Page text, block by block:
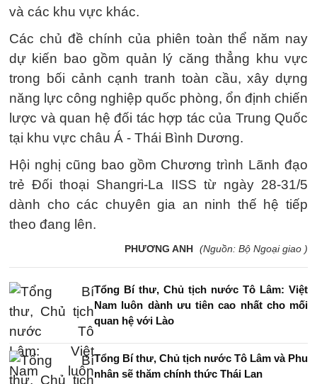
và các khu vực khác.
Các chủ đề chính của phiên toàn thể năm nay
dự kiến bao gồm quản lý căng thẳng khu vực
trong bối cảnh cạnh tranh toàn cầu, xây dựng
năng lực công nghiệp quốc phòng, ổn định chiến
lược và quan hệ đối tác hợp tác của Trung Quốc
tại khu vực châu Á - Thái Bình Dương.
Hội nghị cũng bao gồm Chương trình Lãnh đạo
trẻ Đối thoại Shangri-La IISS từ ngày 28-31/5
dành cho các chuyên gia an ninh thế hệ tiếp
theo đang lên.
PHƯƠNG ANH (Nguồn: Bộ Ngoại giao )
Tổng Bí thư, Chủ tịch nước Tô Lâm: Việt
Nam luôn dành ưu tiên cao nhất cho mối
quan hệ với Lào
Tổng Bí thư, Chủ tịch nước Tô Lâm và Phu
nhân sẽ thăm chính thức Thái Lan